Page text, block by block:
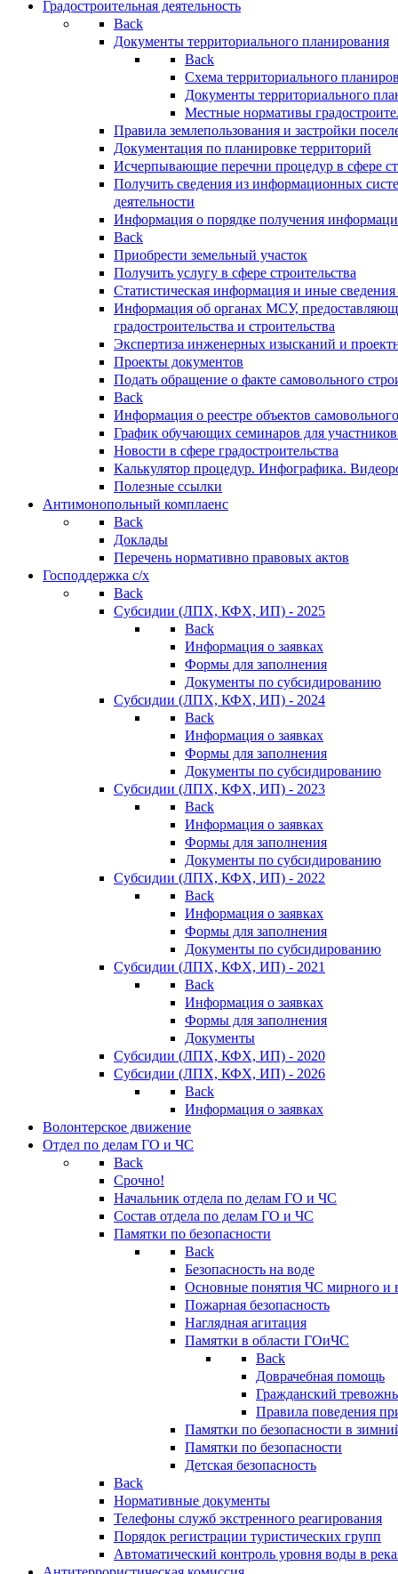
Градостроительная деятельность
Back
Документы территориального планирования
Back
Схема территориального
Документы территориального
Местные нормативы
Правила землепользования и застройки
Документация по планировке территорий
Исчерпывающие перечни процедур в сфере
Получить сведения из информационных
деятельности
Информация о порядке получения
Back
Приобрести земельный участок
Получить услугу в сфере строительства
Статистическая информация и иные сведения
Информация об органах МСУ,
градостроительства и строительства
Экспертиза инженерных изысканий и
Проекты документов
Подать обращение о факте самовольного
Back
Информация о реестре объектов
График обучающих семинаров для участников
Новости в сфере градостроительства
Калькулятор процедур. Инфографика.
Полезные ссылки
Антимонопольный комплаенс
Back
Доклады
Перечень нормативно правовых актов
Господдержка с/х
Back
Субсидии (ЛПХ, КФХ, ИП) - 2025
Back
Информация о заявках
Формы для заполнения
Документы по субсидированию
Субсидии (ЛПХ, КФХ, ИП) - 2024
Back
Информация о заявках
Формы для заполнения
Документы по субсидированию
Субсидии (ЛПХ, КФХ, ИП) - 2023
Back
Информация о заявках
Формы для заполнения
Документы по субсидированию
Субсидии (ЛПХ, КФХ, ИП) - 2022
Back
Информация о заявках
Формы для заполнения
Документы по субсидированию
Субсидии (ЛПХ, КФХ, ИП) - 2021
Back
Информация о заявках
Формы для заполнения
Документы
Субсидии (ЛПХ, КФХ, ИП) - 2020
Субсидии (ЛПХ, КФХ, ИП) - 2026
Back
Информация о заявках
Волонтерское движение
Отдел по делам ГО и ЧС
Back
Срочно!
Начальник отдела по делам ГО и ЧС
Состав отдела по делам ГО и ЧС
Памятки по безопасности
Back
Безопасность на воде
Основные понятия ЧС мирного и
Пожарная безопасность
Наглядная агитация
Памятки в области ГОиЧС
Back
Доврачебная помощь
Гражданский
Правила поведения
Памятки по безопасности в
Памятки по безопасности
Детская безопасность
Back
Нормативные документы
Телефоны служб экстренного реагирования
Порядок регистрации туристических групп
Автоматический контроль уровня воды в